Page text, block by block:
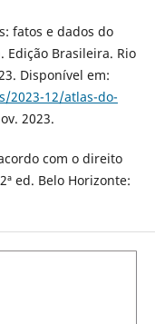
fatos e dados do
Edição Brasileira. Rio
Disponível em:
12/atlas-do-
2023.
com o direito
ed. Belo Horizonte: